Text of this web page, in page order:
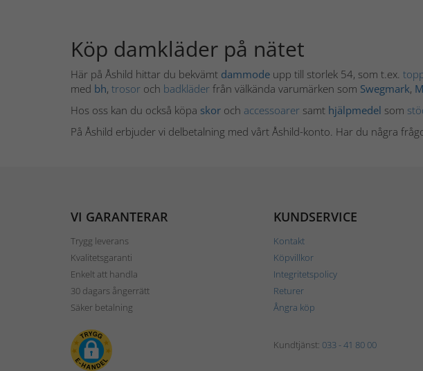
Köp damkläder på nätet
Här på Åshild hittar du bekvämt dammode upp till storlek 54, som t.ex.
med bh, trosor och badkläder från välkända varumärken som Swegmark,
Hos oss kan du också köpa skor och accessoarer samt hjälpmedel som
På Åshild erbjuder vi delbetalning med vårt Åshild-konto. Har du några
VI GARANTERAR
Trygg leverans
Kvalitetsgaranti
Enkelt att handla
30 dagars ångerrätt
Säker betalning
KUNDSERVICE
Kontakt
Köpvillkor
Integritetspolicy
Returer
Ångra köp
Kundtjänst: 033 - 41 80 00